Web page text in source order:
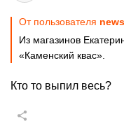
От пользователя
Из магазинов
«Каменский квас».
Кто то выпил весь?